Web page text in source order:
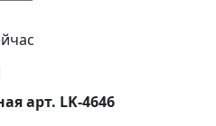
арт. LK-4646